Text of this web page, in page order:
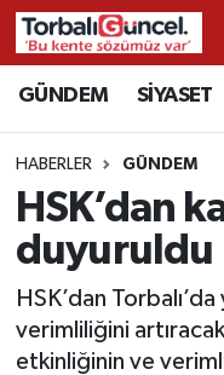
GÜNDEM SİYASET
HABERLER GÜNDEM
HSK’dan
duyuruldu
HSK’dan
verimliliğini artıracak
etkinliğinin ve
İzmir Nöbetçi
İzmir Hava
İzmir Namaz
İzmir Trafik
Süper Lig Puan